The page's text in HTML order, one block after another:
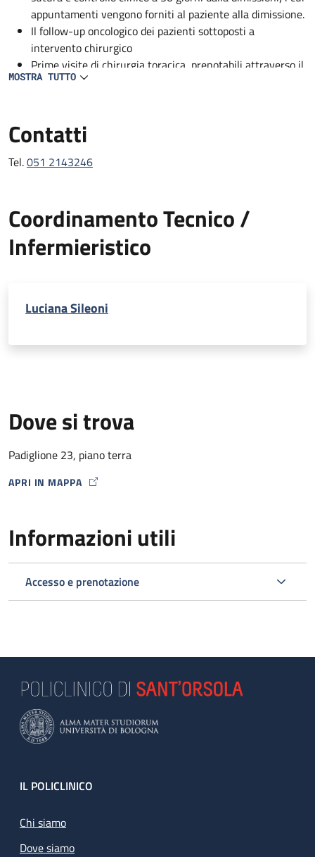
appuntamenti vengono forniti al paziente alla dimissione.
Il follow-up oncologico dei pazienti sottoposti a
intervento chirurgico
Prime visite di chirurgia toracica, prenotabili attraverso il
CUP.
MOSTRA TUTTO
Contatti
Tel.051 2143246
Coordinamento Tecnico /
Infermieristico
Luciana Sileoni
Dove si trova
Padiglione 23, piano terra
APRI IN MAPPA
MAP ICON
Informazioni utili
Accesso e prenotazione
Footer
IL POLICLINICO
Chi siamo
Dove siamo